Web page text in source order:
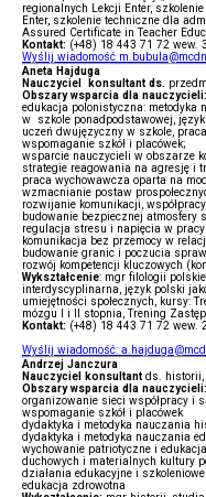
regionalnych Lekcji Enter,
Enter, szkolenie techniczne dla
Assured Certificate in Teacher
Kontakt: (+48) 18 443 71 72 wew.
Wyślij wiadomość
Aneta Hajduga
Nauczyciel konsultant ds.
Obszary wsparcia dla nauczycieli:
edukacja polonistyczna: metodyka
w szkole ponadpodstawowej,
uczeń dwujęzyczny w szkole,
wspomaganie szkół i placówek;
wsparcie nauczycieli w obszarze
strategie reagowania na agresję i
praca wychowawcza oparta na
wzmacnianie postaw
rozwijanie komunikacji,
budowanie bezpiecznej atmosfery
regulacja stresu i napięcia w
komunikacja bez przemocy w
budowanie granic i poczucia
rozwój kompetencji kluczowych
Wykształcenie: mgr filologii
interdyscyplinarna, język polski
umiejętności społecznych, kursy:
mózgu I i II stopnia, Trening
Kontakt: (+48) 18 443 71 72 wew.
Wyślij wiadomość:
Andrzej Janczura
Nauczyciel konsultant ds. historii,
Obszary wsparcia dla nauczycieli:
organizowanie sieci współpracy i
wspomaganie szkół i placówek
dydaktyka i metodyka nauczania
dydaktyka i metodyka nauczania
wychowanie patriotyczne i
duchowych i materialnych kultury
działania edukacyjne i
edukacja zdrowotna